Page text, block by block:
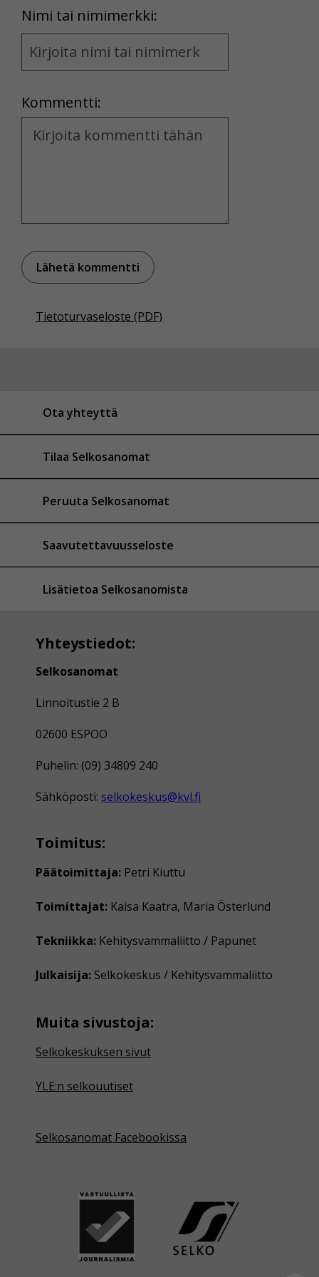
Nimi tai nimimerkki:
Name
and
Kommentti:
Kommentti
Tietoturvaseloste (PDF)
Ota yhteyttä
Tilaa Selkosanomat
Peruuta Selkosanomat
Saavutettavuusseloste
Lisätietoa Selkosanomista
Yhteystiedot:
Selkosanomat
Linnoitustie 2 B
02600 ESPOO
Puhelin: (09) 34809 240
Sähköposti: selkokeskus@kvl.fi
Toimitus:
Päätoimittaja: Petri Kiuttu
Toimittajat: Kaisa Kaatra, Maria Österlund
Tekniikka: Kehitysvammaliitto / Papunet
Julkaisija: Selkokeskus / Kehitysvammaliitto
Muita sivustoja:
Selkokeskuksen sivut
YLE:n selkouutiset
Selkosanomat Facebookissa